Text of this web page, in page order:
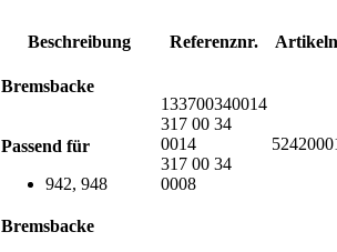
Beschreibung Referenznr.
Bremsbacke
Passend für
942, 948
133700340014
317 00 34
0014
317 00 34
0008
Bremsbacke